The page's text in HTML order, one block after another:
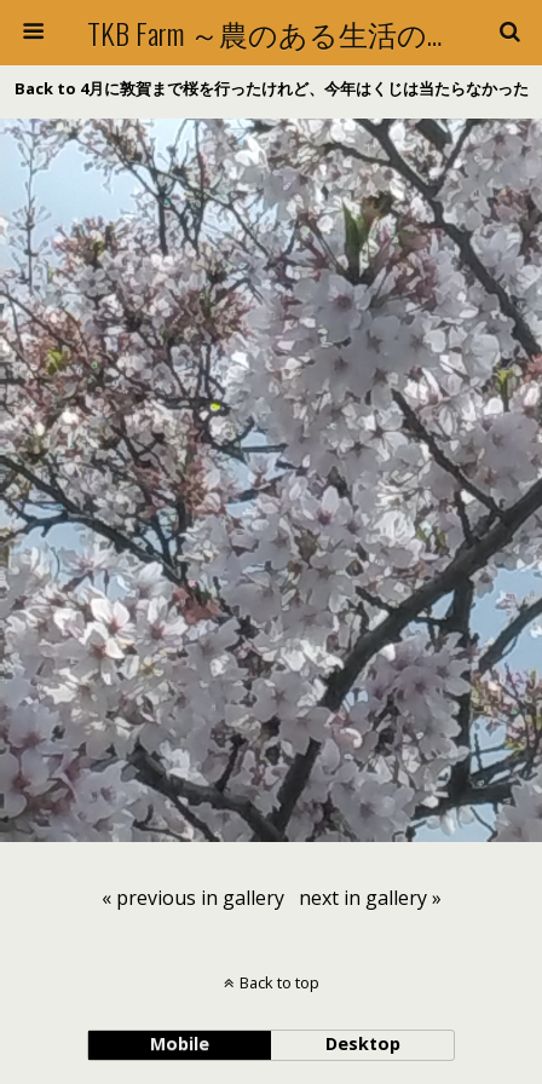
TKB Farm ～農のある生活の探求～
Back to 4月に敦賀まで桜を行ったけれど、今年はくじは当たらなかった
« previous in gallery next in gallery »
Back to top
Mobile Desktop